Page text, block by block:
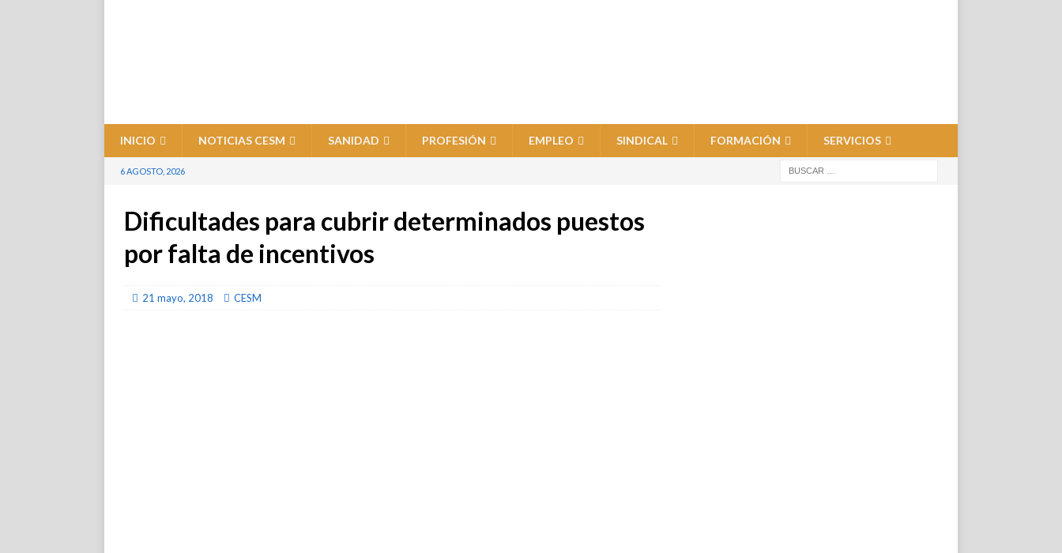
INICIO NOTICIAS CESM SANIDAD PROFESIÓN EMPLEO SINDICAL FORMACIÓN SERVICIOS
6 AGOSTO, 2026
Dificultades para cubrir determinados puestos
por falta de incentivos
21 mayo, 2018 CESM